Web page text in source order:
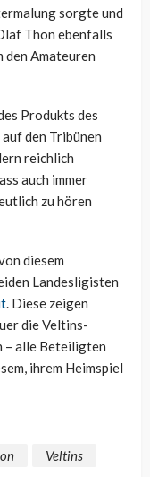
sorgte und
Thon ebenfalls
den Amateuren
Produkts des
den Tribünen
reichlich
auch immer
zu hören
diesem
Landesligisten
. Diese zeigen
die Veltins-
– alle Beteiligten
ihrem Heimspiel
Veltins